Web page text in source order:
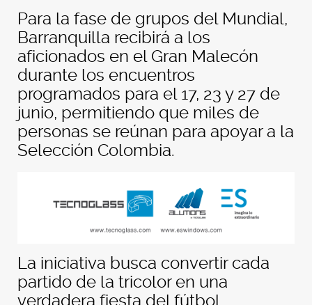
Para la fase de grupos del Mundial,
Barranquilla recibirá a los
aficionados en el Gran Malecón
durante los encuentros
programados para el 17, 23 y 27 de
junio, permitiendo que miles de
personas se reúnan para apoyar a la
Selección Colombia.
La iniciativa busca convertir cada
partido de la tricolor en una
verdadera fiesta del fútbol,